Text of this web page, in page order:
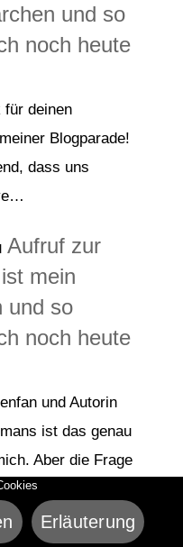
und so
noch heute
für deinen
Blogparade!
dass uns
Aufruf zur
mein
und so
noch heute
und Autorin
ist das genau
Aber die Frage
zu
Erläuterung